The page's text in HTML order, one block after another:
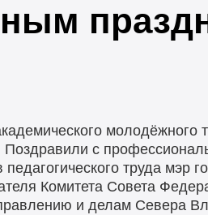
молодёжного
с
труда мэр
Комитета Совета
и делам Севера